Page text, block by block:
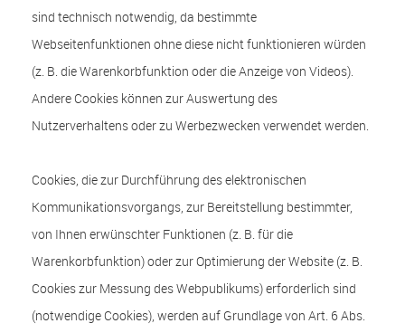
sind technisch notwendig, da bestimmte
Webseitenfunktionen ohne diese nicht funktionieren würden
(z. B. die Warenkorbfunktion oder die Anzeige von Videos).
Andere Cookies können zur Auswertung des
Nutzerverhaltens oder zu Werbezwecken verwendet werden.
Cookies, die zur Durchführung des elektronischen
Kommunikationsvorgangs, zur Bereitstellung bestimmter,
von Ihnen erwünschter Funktionen (z. B. für die
Warenkorbfunktion) oder zur Optimierung der Website (z. B.
Cookies zur Messung des Webpublikums) erforderlich sind
(notwendige Cookies), werden auf Grundlage von Art. 6 Abs.